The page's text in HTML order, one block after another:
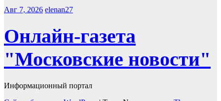
Авг 7, 2026 elenan27
Онлайн-газета
"Московские новости"
Информационный портал